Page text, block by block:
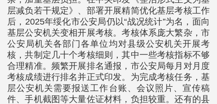
层减负若干规定》、部署开展精简优化基层考核工作
后，2025年绥化市公安局仍以“战况统计”为名，面向
基层公安机关变相开展考核。考核体系庞大繁杂，市
公安局机关各部门各单位均对县级公安机关开展考
核，共制定几十个考核细则，其中一些考核指标不够
合理精准。频繁开展排名通报，市公安局每月对月度
考核成绩进行排名并正式印发。为完成考核任务，基
层公安机关需要报送工作台账、会议照片、宣传稿
件、手机截图等大量佐证材料，负担较重。还有的县